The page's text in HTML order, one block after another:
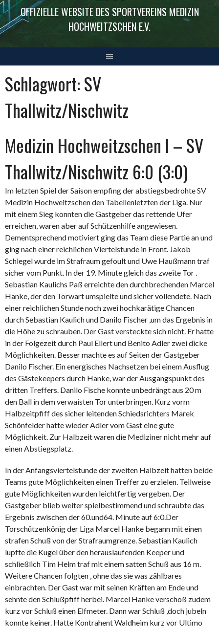
OFFIZIELLE WEBSITE DES SPORTVEREINS MEDIZIN
HOCHWEITZSCHEN E.V.
Schlagwort:SV
Thallwitz/Nischwitz
Medizin Hochweitzschen I – SV
Thallwitz/Nischwitz 6:0 (3:0)
Im letzten Spiel der Saison empfing der abstiegsbedrohte SV
Medizin Hochweitzschen den Tabellenletzten der Liga. Nur
mit einem Sieg konnten die Gastgeber das rettende Ufer
erreichen, waren aber auf Schützenhilfe angewiesen.
Dementsprechend motiviert ging das Team diese Partie an und
ging nach einer reichlichen Viertelstunde in Front. Jakob
Schlegel wurde im Strafraum gefoult und Uwe Haußmann traf
sicher vom Punkt. In der 19. Minute gleich das zweite Tor .
Sebastian Kaulichs Paß erreichte den durchbrechenden Marcel
Hanke, der den Torwart umspielte und sicher vollendete. Nach
einer reichlichen Stunde noch zwei hochkarätige Chancen
durch Sebastian Kaulich und Danilo Fischer ,um das Ergebnis in
die Höhe zu schrauben. Der Gast versteckte sich nicht. Er hatte
in der Folgezeit durch Paul Ellert und Benito Adler zwei dicke
Möglichkeiten. Besser machte es auf Seiten der Gastgeber
Danilo Fischer. Ein energisches Nachsetzen bei einem Ausflug
des Gästekeepers durch Hanke, war der Ausgangspunkt des
dritten Treffers. Danilo Fische konnte unbedrängt aus 20 m
den Ball in dem verwaisten Tor unterbringen. Kurz vorm
Halbzeitpfiff des sicher leitenden Schiedsrichters Marek
Schönfelder hatte wieder Adler vom Gast eine gute
Möglichkeit. Zur Halbzeit waren die Mediziner nicht mehr auf
einen Abstiegsplatz.
In der Anfangsviertelstunde der zweiten Halbzeit hatten beide
Teams gute Möglichkeiten einen Treffer zu erzielen. Teilweise
gute Möglichkeiten wurden leichtfertig vergeben. Der
Gastgeber blieb weiter spielbestimmend und schraubte das
Ergebnis zwischen der 60.und64. Minute auf 6:0.Der
Torschützenkönig der Liga Marcel Hanke begann mit einen
strafen Schuß von der Strafraumgrenze. Sebastian Kaulich
lupfte die Kugel über den herauslaufenden Keeper und
schließlich Tim Helm traf mit einem satten Schuß aus 16 m.
Weitere Chancen folgten , ohne das sie was zählbares
einbrachten. Der Gast war mit seinen Kräften am Ende und
sehnte den Schlußpfiff herbei. Marcel Hanke verschoß zudem
kurz vor Schluß einen Elfmeter. Dann war Schluß ,doch jubeln
konnte keiner. Hatte Kontrahent Waldheim kurz vor Ultimo